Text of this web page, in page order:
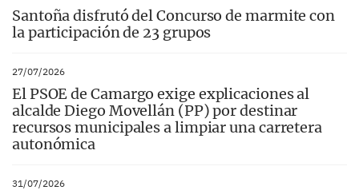
Santoña disfrutó del Concurso de marmite con
la participación de 23 grupos
27/07/2026
El PSOE de Camargo exige explicaciones al
alcalde Diego Movellán (PP) por destinar
recursos municipales a limpiar una carretera
autonómica
31/07/2026